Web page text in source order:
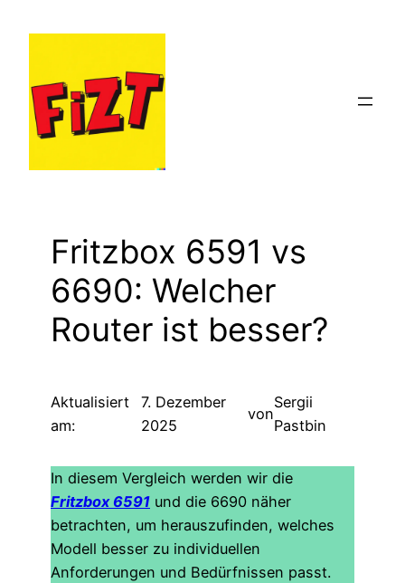
Fritzbox 6591 vs
6690: Welcher
Router ist besser?
Aktualisiert
am:
7. Dezember
2025
von
Sergii
Pastbin
In diesem Vergleich werden wir die
Fritzbox 6591 und die 6690 näher
betrachten, um herauszufinden, welches
Modell besser zu individuellen
Anforderungen und Bedürfnissen passt.